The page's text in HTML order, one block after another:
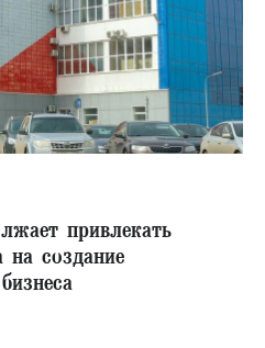
привлекать
на создание